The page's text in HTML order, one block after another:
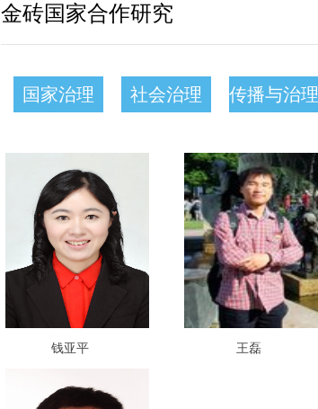
金砖国家合作研究
国家治理 社会治理 传播与治理
钱亚平 王磊